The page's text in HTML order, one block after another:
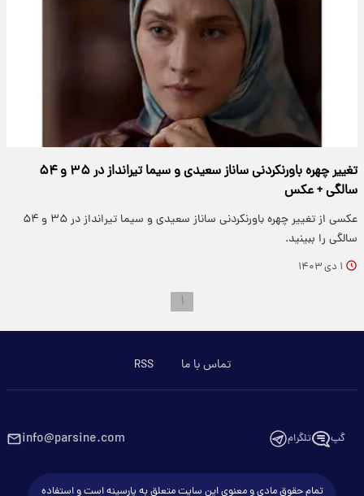
تغییر چهره باورنکردنی ساناز سعیدی و سیما تیرانداز در ۳۵ و ۵۴
سالگی + عکس
عکسی از تغییر چهره باورنکردنی ساناز سعیدی و سیما تیرانداز در ۳۵ و ۵۴
سالگی را ببینید.
۱ دی ۱۴۰۳
۱
تماس با ما RSS
گپ تلگرام info@parsine.com
تمام حقوق مادی و معنوی این سایت متعلق به پارسینه است و استفاده